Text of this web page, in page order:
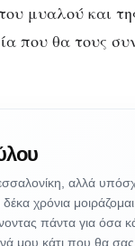
μυαλού και
που θα τους
αλλά
χρόνια
πάντα για όσα
μου κάτι που θα